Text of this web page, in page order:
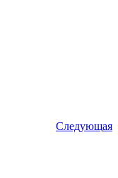
Следующая